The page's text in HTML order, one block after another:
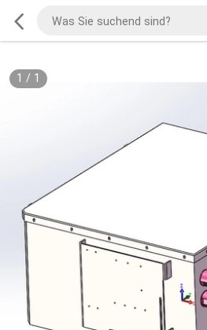
1 / 1